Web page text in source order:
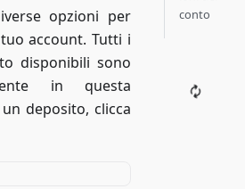
opzioni per
account. Tutti i
disponibili sono
in questa
deposito, clicca
conto